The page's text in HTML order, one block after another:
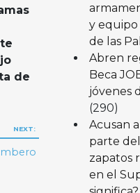
de
NEXT:
y equipo
de las
Abren
Beca
jóvenes
(290)
Acusan
parte
zapatos
en el